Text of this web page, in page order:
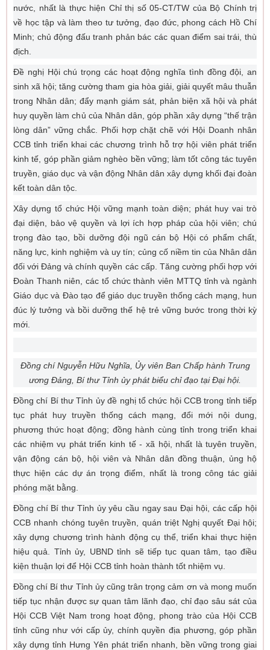
nước, nhất là thực hiện Chỉ thị số 05-CT/TW của Bộ Chính trị
về học tập và làm theo tư tưởng, đạo đức, phong cách Hồ Chí
Minh; chủ động đấu tranh phản bác các quan điểm sai trái, thù
địch.
Đề nghị Hội chú trọng các hoạt động nghĩa tình đồng đội, an
sinh xã hội; tăng cường tham gia hòa giải, giải quyết mâu thuẫn
trong Nhân dân; đẩy mạnh giám sát, phản biện xã hội và phát
huy quyền làm chủ của Nhân dân, góp phần xây dựng “thế trận
lòng dân” vững chắc. Phối hợp chặt chẽ với Hội Doanh nhân
CCB tỉnh triển khai các chương trình hỗ trợ hội viên phát triển
kinh tế, góp phần giảm nghèo bền vững; làm tốt công tác tuyên
truyền, giáo dục và vận động Nhân dân xây dựng khối đại đoàn
kết toàn dân tộc.
Xây dựng tổ chức Hội vững mạnh toàn diện; phát huy vai trò
đại diện, bảo vệ quyền và lợi ích hợp pháp của hội viên; chú
trọng đào tạo, bồi dưỡng đội ngũ cán bộ Hội có phẩm chất,
năng lực, kinh nghiệm và uy tín; củng cố niềm tin của Nhân dân
đối với Đảng và chính quyền các cấp. Tăng cường phối hợp với
Đoàn Thanh niên, các tổ chức thành viên MTTQ tỉnh và ngành
Giáo dục và Đào tạo để giáo dục truyền thống cách mạng, hun
đúc lý tưởng và bồi dưỡng thế hệ trẻ vững bước trong thời kỳ
mới.
Đồng chí Nguyễn Hữu Nghĩa, Ủy viên Ban Chấp hành Trung
ương Đảng, Bí thư Tỉnh ủy phát biểu chỉ đạo tại Đại hội.
Đồng chí Bí thư Tỉnh ủy đề nghị tổ chức hội CCB trong tỉnh tiếp
tục phát huy truyền thống cách mạng, đổi mới nội dung,
phương thức hoạt động; đồng hành cùng tỉnh trong triển khai
các nhiệm vụ phát triển kinh tế - xã hội, nhất là tuyên truyền,
vận động cán bộ, hội viên và Nhân dân đồng thuận, ủng hộ
thực hiện các dự án trọng điểm, nhất là trong công tác giải
phóng mặt bằng.
Đồng chí Bí thư Tỉnh ủy yêu cầu ngay sau Đại hội, các cấp hội
CCB nhanh chóng tuyên truyền, quán triệt Nghị quyết Đại hội;
xây dựng chương trình hành động cụ thể, triển khai thực hiện
hiệu quả. Tỉnh ủy, UBND tỉnh sẽ tiếp tục quan tâm, tạo điều
kiện thuận lợi để Hội CCB tỉnh hoàn thành tốt nhiệm vụ.
Đồng chí Bí thư Tỉnh ủy cũng trân trọng cảm ơn và mong muốn
tiếp tục nhận được sự quan tâm lãnh đạo, chỉ đạo sâu sát của
Hội CCB Việt Nam trong hoạt động, phong trào của Hội CCB
tỉnh cũng như với cấp ủy, chính quyền địa phương, góp phần
xây dựng tỉnh Hưng Yên phát triển nhanh, bền vững trong giai